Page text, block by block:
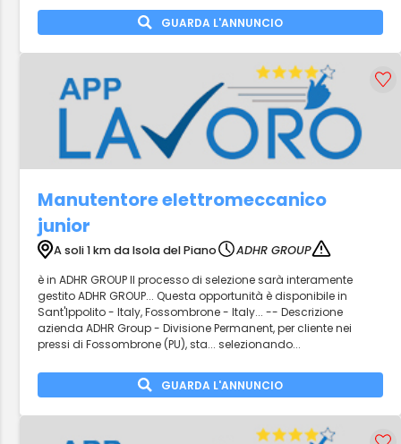
GUARDA L'ANNUNCIO
Manutentore elettromeccanico
junior
A soli 1 km da Isola del Piano
ADHR GROUP
è in ADHR GROUP Il processo di selezione sarà interamente
gestito ADHR GROUP... Questa opportunità è disponibile in
Sant'Ippolito - Italy, Fossombrone - Italy... -- Descrizione
azienda ADHR Group - Divisione Permanent, per cliente nei
pressi di Fossombrone (PU), sta... selezionando...
GUARDA L'ANNUNCIO